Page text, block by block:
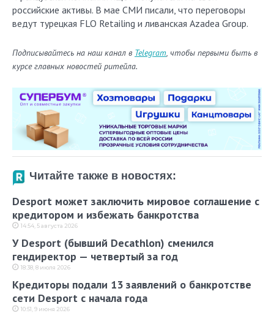
российские активы. В мае СМИ писали, что переговоры
ведут турецкая FLO Retailing и ливанская Azadea Group.
Подписывайтесь на наш канал в Telegram, чтобы первыми быть в
курсе главных новостей ритейла.
Читайте также в новостях:
Desport может заключить мировое соглашение с
кредитором и избежать банкротства
14:54, 5 августа 2026
У Desport (бывший Decathlon) сменился
гендиректор — четвертый за год
18:38, 8 июля 2026
Кредиторы подали 13 заявлений о банкротстве
сети Desport с начала года
10:51, 9 июня 2026